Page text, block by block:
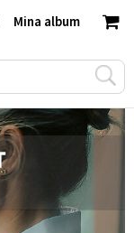
Mina album